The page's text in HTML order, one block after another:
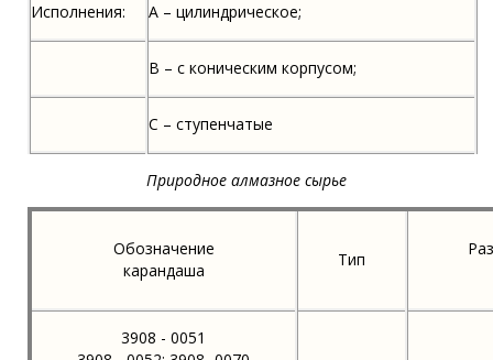
Исполнения: А – цилиндрическое;
В – с коническим корпусом;
С – ступенчатые
Природное алмазное сырье
Обозначение
карандаша
Тип
3908 - 0051